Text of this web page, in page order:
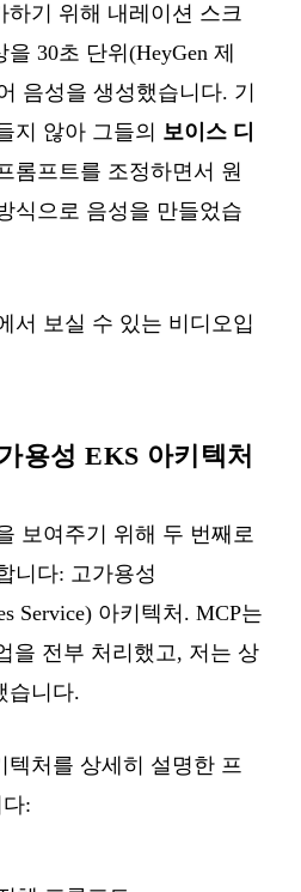
하기 위해 내레이션 스크
30초 단위(HeyGen 제
음성을 생성했습니다. 기
지 않아 그들의 보이스 디
롬프트를 조정하면서 원
식으로 음성을 만들었습
서 보실 수 있는 비디오입
용성 EKS 아키텍처
보여주기 위해 두 번째로
니다: 고가용성
Service) 아키텍처. MCP는
을 전부 처리했고, 저는 상
습니다.
텍처를 상세히 설명한 프
: